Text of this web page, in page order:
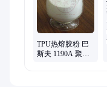
TPU热熔胶粉 巴
斯夫 1190A 聚氨